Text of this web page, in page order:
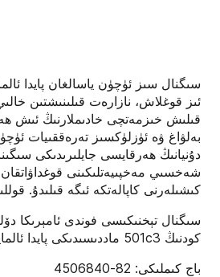
سىگنال سىز ئۈچۈن ياسالغان پايدا
ئىز قوغلاش، نازارەت قىلىنىشتىن
قىلىش خىزمەتچى خادىملارنىڭ ئىش
بەلۋاغ ۋە ئۈزلۈكسىز تەرەققىيات
دۇنيانىڭ ھەرقايسى جايلىرىدىكى
شەخسىي مەخپىيەتلىكىنى قوغداۋاتقان
كىشىلەرنى كاپالەتكە ئىگە قىلىدۇ.
سىگنال تېخنىكىسى فوندى ئامېرىكا
كودنىڭ 501c3 ماددىسىدىكى پايدا ئالمايدىغان تەشكىلات.
باج كىملىكى: 82-4506840